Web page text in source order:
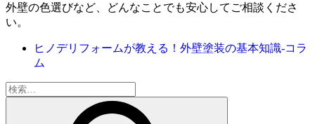
外壁の色選びなど、どんなことでも安心してご相談くださ
い。
ヒノデリフォームが教える！外壁塗装の基本知識‐コラ
ム
検
索: